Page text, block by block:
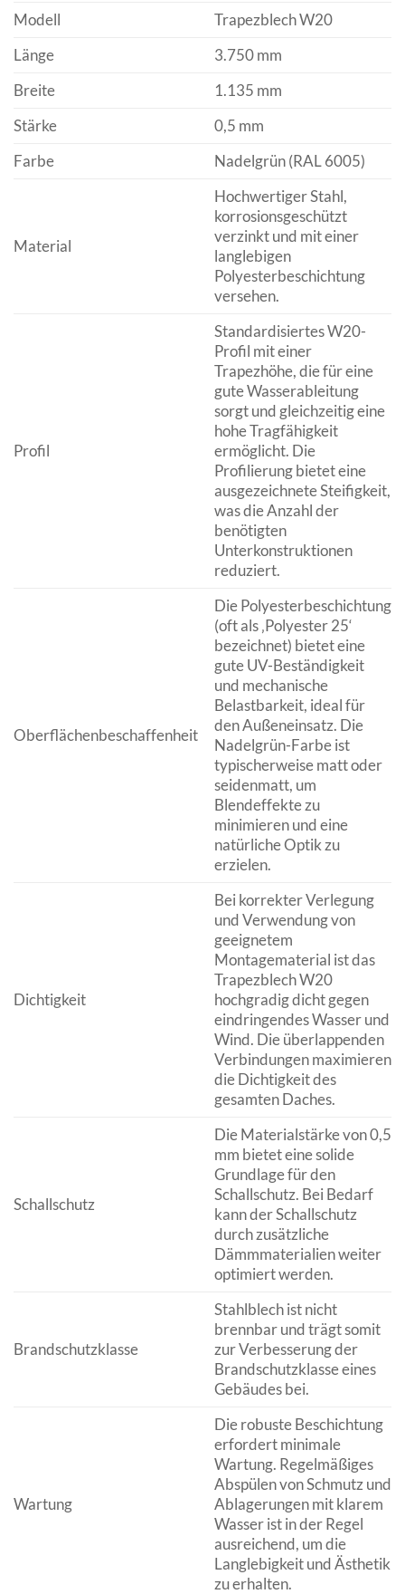
Modell
Trapezblech W20
Länge
3.750 mm
Breite
1.135 mm
Stärke
0,5 mm
Farbe
Nadelgrün (RAL 6005)
Material
Hochwertiger Stahl,
korrosionsgeschützt
verzinkt und mit einer
langlebigen
Polyesterbeschichtung
versehen.
Profil
Standardisiertes W20-
Profil mit einer
Trapezhöhe, die für eine
gute Wasserableitung
sorgt und gleichzeitig eine
hohe Tragfähigkeit
ermöglicht. Die
Profilierung bietet eine
ausgezeichnete Steifigkeit,
was die Anzahl der
benötigten
Unterkonstruktionen
reduziert.
Oberflächenbeschaffenheit
Die Polyesterbeschichtung
(oft als ‚Polyester 25‘
bezeichnet) bietet eine
gute UV-Beständigkeit
und mechanische
Belastbarkeit, ideal für
den Außeneinsatz. Die
Nadelgrün-Farbe ist
typischerweise matt oder
seidenmatt, um
Blendeffekte zu
minimieren und eine
natürliche Optik zu
erzielen.
Dichtigkeit
Bei korrekter Verlegung
und Verwendung von
geeignetem
Montagematerial ist das
Trapezblech W20
hochgradig dicht gegen
eindringendes Wasser und
Wind. Die überlappenden
Verbindungen maximieren
die Dichtigkeit des
gesamten Daches.
Schallschutz
Die Materialstärke von 0,5
mm bietet eine solide
Grundlage für den
Schallschutz. Bei Bedarf
kann der Schallschutz
durch zusätzliche
Dämmmaterialien weiter
optimiert werden.
Brandschutzklasse
Stahlblech ist nicht
brennbar und trägt somit
zur Verbesserung der
Brandschutzklasse eines
Gebäudes bei.
Wartung
Die robuste Beschichtung
erfordert minimale
Wartung. Regelmäßiges
Abspülen von Schmutz und
Ablagerungen mit klarem
Wasser ist in der Regel
ausreichend, um die
Langlebigkeit und Ästhetik
zu erhalten.